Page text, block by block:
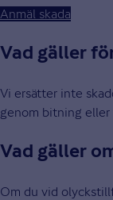
Anmäl skada
Vad gäller
Vi ersätter inte
genom bitning
Vad gäller
Om du vid